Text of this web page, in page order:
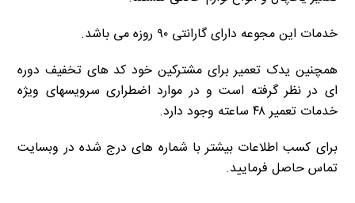
خدمات این مجوعه دارای گارانتی ۹۰ روزه می باشد.
همچنین یدک تعمیر برای مشترکین خود کد های تخفیف دوره
ای در نظر گرفته است و در موارد اضطراری سرویسهای ویژه
خدمات تعمیر ۴۸ ساعته وجود دارد.
برای کسب اطلاعات بیشتر با شماره های درج شده در وبسایت
تماس حاصل فرمایید.